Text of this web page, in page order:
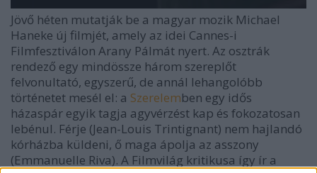
Jövő héten mutatják be a magyar mozik Michael
Haneke új filmjét, amely az idei Cannes-i
Filmfesztiválon Arany Pálmát nyert. Az osztrák
rendező egy mindössze három szereplőt
felvonultató, egyszerű, de annál lehangolóbb
történetet mesél el: a Szerelemben egy idős
házaspár egyik tagja agyvérzést kap és fokozatosan
lebénul. Férje (Jean-Louis Trintignant) nem hajlandó
kórházba küldeni, ő maga ápolja az asszony
(Emmanuelle Riva). A Filmvilág kritikusa így ír a